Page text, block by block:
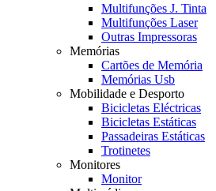
Multifunções J. Tinta
Multifunções Laser
Outras Impressoras
Memórias
Cartões de Memória
Memórias Usb
Mobilidade e Desporto
Bicicletas Eléctricas
Bicicletas Estáticas
Passadeiras Estáticas
Trotinetes
Monitores
Monitor